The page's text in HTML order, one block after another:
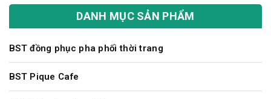
DANH MỤC SẢN PHẨM
BST đồng phục pha phối thời trang
BST Pique Cafe